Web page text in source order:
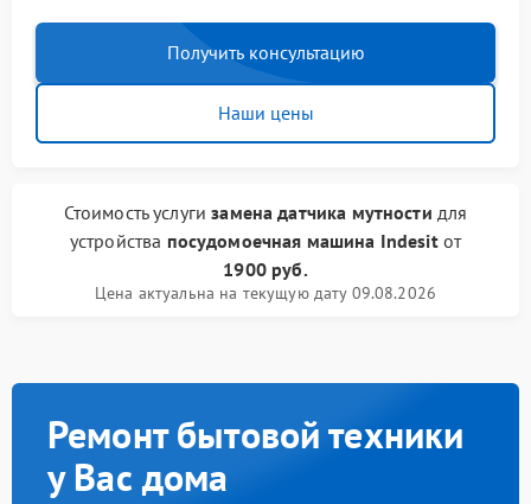
Получить консультацию
Наши цены
Стоимость услугизамена датчика мутности для
устройства посудомоечная машина Indesitот
1900 руб.
Цена актуальна на текущую дату 09.08.2026
Ремонт бытовой техники
у Вас дома